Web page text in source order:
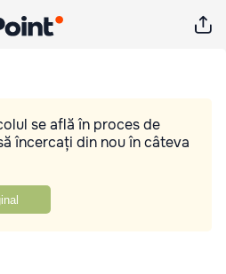
se află în proces de
încercați din nou în câteva